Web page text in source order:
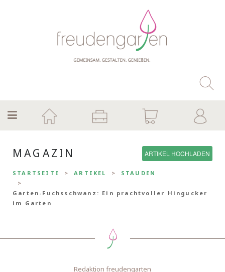
MAGAZIN ARTIKEL HOCHLADEN
STARTSEITE ARTIKEL STAUDEN
Garten-Fuchsschwanz: Ein prachtvoller Hingucker
im Garten
Redaktion freudengarten